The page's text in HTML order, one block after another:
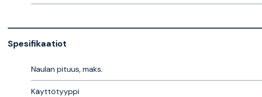
Spesifikaatiot
Naulan pituus, maks.
Käyttötyyppi